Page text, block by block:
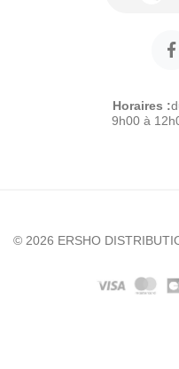
Horaires :
9h00 à
© 2026 ERSHO